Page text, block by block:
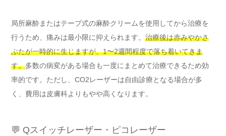
局所麻酔またはテープ式の麻酔クリームを使用してから治療を
行うため、痛みは最小限に抑えられます。 治療後は赤みやかさ
ぶたが一時的に生じますが、1〜2週間程度で落ち着いてきま
す。多数の病変がある場合も一度にまとめて治療できるため効
率的です。ただし、CO2レーザーは自由診療となる場合が多
く、費用は皮膚科よりもやや高くなります。
💬 Qスイッチレーザー・ピコレーザー